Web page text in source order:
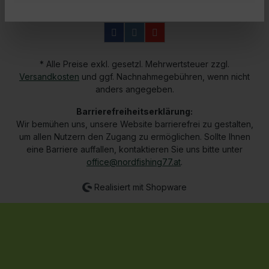
* Alle Preise exkl. gesetzl. Mehrwertsteuer zzgl.
Versandkosten und ggf. Nachnahmegebühren, wenn nicht
anders angegeben.
Barrierefreiheitserklärung:
Wir bemühen uns, unsere Website barrierefrei zu gestalten,
um allen Nutzern den Zugang zu ermöglichen. Sollte Ihnen
eine Barriere auffallen, kontaktieren Sie uns bitte unter
office@nordfishing77.at.
Realisiert mit Shopware